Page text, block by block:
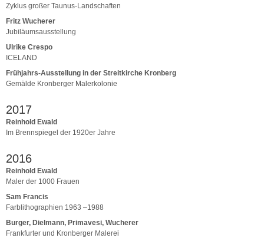
Zyklus großer Taunus-Landschaften
Fritz Wucherer
Jubiläumsausstellung
Ulrike Crespo
ICELAND
Frühjahrs-Ausstellung in der Streitkirche Kronberg
Gemälde Kronberger Malerkolonie
2017
Reinhold Ewald
Im Brennspiegel der 1920er Jahre
2016
Reinhold Ewald
Maler der 1000 Frauen
Sam Francis
Farblithographien 1963 –1988
Burger, Dielmann, Primavesi, Wucherer
Frankfurter und Kronberger Malerei